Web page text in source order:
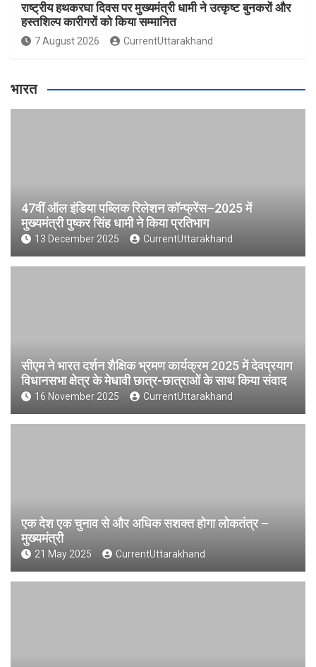
राष्ट्रीय हथकरघा दिवस पर मुख्यमंत्री धामी ने उत्कृष्ट बुनकरों और
हस्तशिल्प कारीगरों को किया सम्मानित
7 August 2026 CurrentUttarakhand
भारत
47वीं ऑल इंडिया पब्लिक रिलेशन कॉन्फ्रेंस–2025 में
मुख्यमंत्री पुष्कर सिंह धामी ने किया प्रतिभाग
13 December 2025 CurrentUttarakhand
सीएम ने भारत दर्शन शैक्षिक भ्रमण कार्यक्रम 2025 में देवप्रयाग
विधानसभा क्षेत्र के मेधावी छात्र-छात्राओं के साथ किया संवाद
16 November 2025 CurrentUttarakhand
एक देश एक चुनाव से और अधिक सशक्त होगा लोकतंत्र –
मुख्यमंत्री
21 May 2025 CurrentUttarakhand